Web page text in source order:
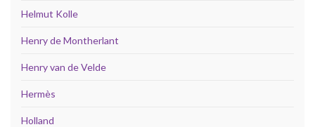
Helmut Kolle
Henry de Montherlant
Henry van de Velde
Hermès
Holland